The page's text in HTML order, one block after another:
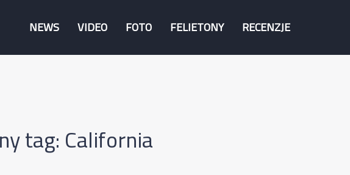
NEWS VIDEO FOTO FELIETONY RECENZJE
tag: California